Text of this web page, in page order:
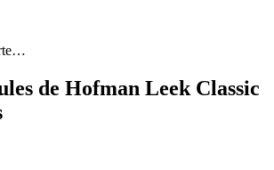
de Hofman Leek Classic